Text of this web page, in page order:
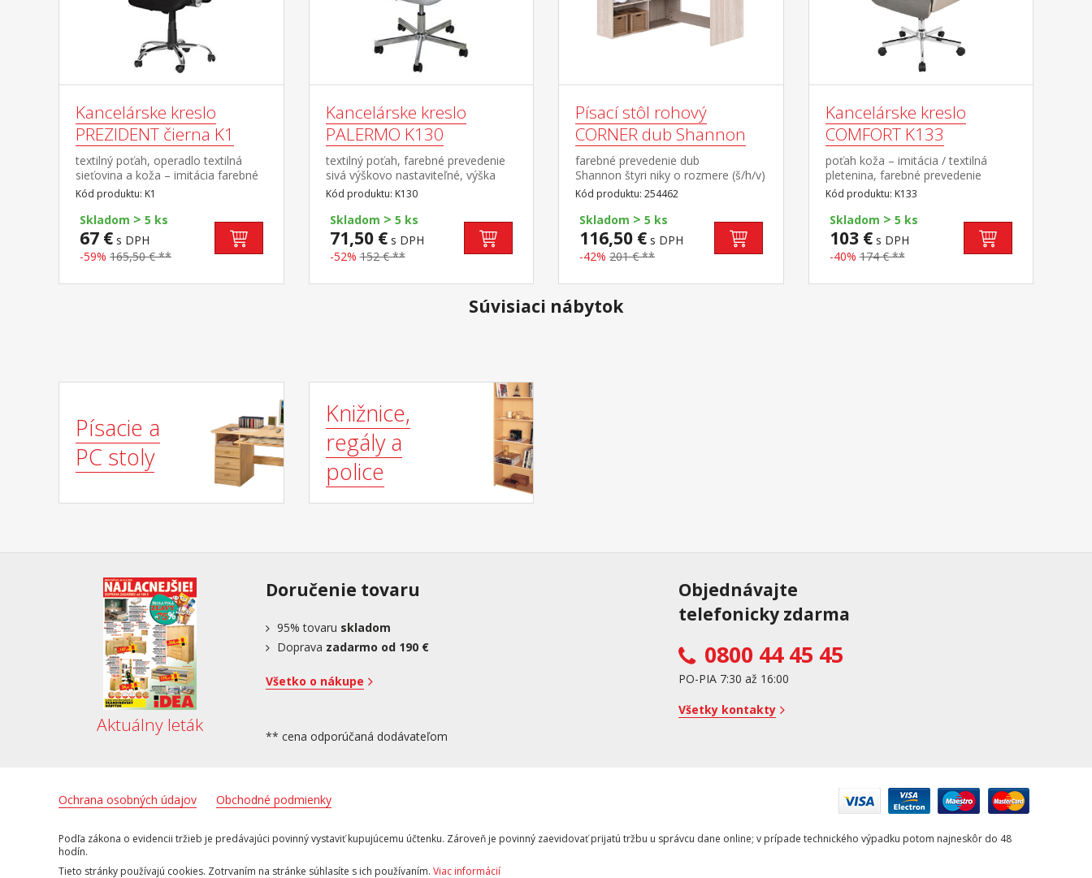
Kancelárske kreslo
PREZIDENT čierna K1
textilný poťah, operadlo textilná
sieťovina a koža – imitácia farebné
prevedenie čierna chrómovaný kríž,
hojdací mechanizmus výška sedu
45-51 cm odporúčaná nosnosť do
120 kg
Kód produktu: K1
Skladom > 5 ks
67 € s DPH
-59% 165,50 € **
Kancelárske kreslo
PALERMO K130
textilný poťah, farebné prevedenie
sivá výškovo nastaviteľné, výška
sedu 36-45 cm šírka sedu 41 cm,
kovový pochrómovaný kríž
Kód produktu: K130
Skladom > 5 ks
71,50 €s DPH
-52% 152 € **
Písací stôl rohový
CORNER dub Shannon
farebné prevedenie dub
Shannon štyri niky o rozmere (š/h/v)
48 × 24 × 29 cm stredné vodorovné
police majú 5 možností umiestnenia
montáž možná na pravú aj ľavú
stranu
Kód produktu: 254462
Skladom > 5 ks
116,50 € s DPH
-42% 201 € **
Kancelárske kreslo
COMFORT K133
poťah koža – imitácia / textilná
pletenina, farebné prevedenie
hnedá / béžová výškovo
nastaviteľné, výška sedu 44-53 cm,
šírka sedu 45 cm hojdací
mechanizmus, kovový
pochrómovaný kríž
Kód produktu: K133
Skladom > 5 ks
103 €s DPH
-40% 174 € **
Súvisiaci nábytok
Písacie a
PC stoly
Knižnice,
regály a
police
Aktuálny leták
Doručenie tovaru
95% tovaru skladom
Doprava zadarmo od 190 €
Všetko o nákupe
** cena odporúčaná dodávateľom
Objednávajte
telefonicky zdarma
0800 44 45 45
PO-PIA 7:30 až 16:00
Všetky kontakty
Ochrana osobných údajov Obchodné podmienky
Podľa zákona o evidencii tržieb je predávajúci povinný vystaviť kupujúcemu účtenku. Zároveň je povinný zaevidovať prijatú tržbu u správcu dane online; v prípade technického výpadku potom najneskôr do 48
hodín.
Tieto stránky používajú cookies. Zotrvaním na stránke súhlasíte s ich používaním. Viac informácií